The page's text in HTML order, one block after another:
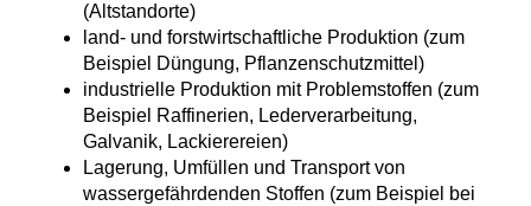
(Altstandorte)
land- und forstwirtschaftliche Produktion (zum
Beispiel Düngung, Pflanzenschutzmittel)
industrielle Produktion mit Problemstoffen (zum
Beispiel Raffinerien, Lederverarbeitung,
Galvanik, Lackierereien)
Lagerung, Umfüllen und Transport von
wassergefährdenden Stoffen (zum Beispiel bei